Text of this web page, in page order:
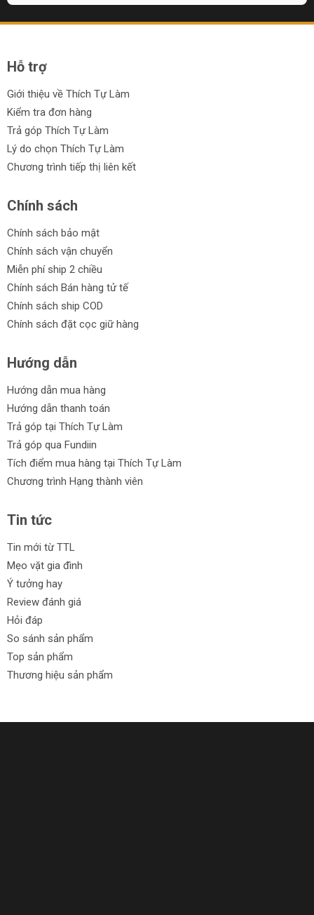
Hỗ trợ
Giới thiệu về Thích Tự Làm
Kiểm tra đơn hàng
Trả góp Thích Tự Làm
Lý do chọn Thích Tự Làm
Chương trình tiếp thị liên kết
Chính sách
Chính sách bảo mật
Chính sách vận chuyển
Miễn phí ship 2 chiều
Chính sách Bán hàng tử tế
Chính sách ship COD
Chính sách đặt cọc giữ hàng
Hướng dẫn
Hướng dẫn mua hàng
Hướng dẫn thanh toán
Trả góp tại Thích Tự Làm
Trả góp qua Fundiin
Tích điểm mua hàng tại Thích Tự Làm
Chương trình Hạng thành viên
Tin tức
Tin mới từ TTL
Mẹo vặt gia đình
Ý tưởng hay
Review đánh giá
Hỏi đáp
So sánh sản phẩm
Top sản phẩm
Thương hiệu sản phẩm